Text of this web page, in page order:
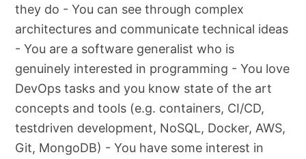
they do - You can see through complex
architectures and communicate technical ideas
- You are a software generalist who is
genuinely interested in programming - You love
DevOps tasks and you know state of the art
concepts and tools (e.g. containers, CI/CD,
testdriven development, NoSQL, Docker, AWS,
Git, MongoDB) - You have some interest in